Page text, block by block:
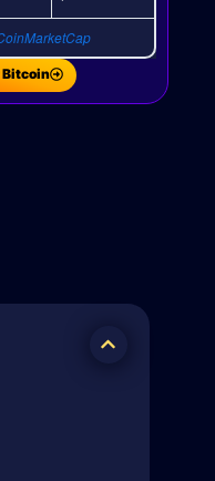
Bitcoin